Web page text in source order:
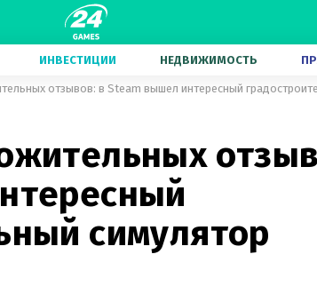
ИНВЕСТИЦИИ НЕДВИЖИМОСТЬ
симулятор